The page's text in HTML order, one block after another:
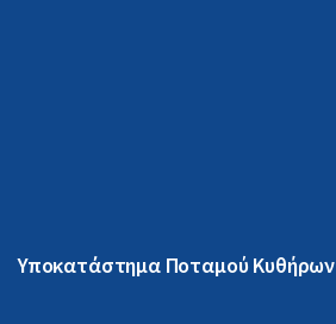
Υποκατάστημα Ποταμού Κυθήρων